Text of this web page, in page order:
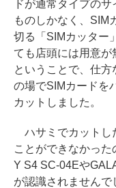
ドが通常タイプのサ
ものしかなく、SIM
切る「SIMカッター
ても店頭には用意が
ということで、仕方
の場でSIMカードを
カットしました。
ハサミでカットし
ことができなかっ
Y S4 SC-04Eや
が認識されません